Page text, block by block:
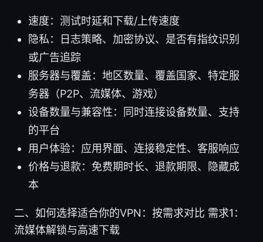
速度：测试时延和下载/上传速度
隐私：日志策略、加密协议、是否有指纹识别
或广告追踪
服务器与覆盖：地区数量、覆盖国家、特定服
务器（P2P、流媒体、游戏）
设备数量与兼容性：同时连接设备数量、支持
的平台
用户体验：应用界面、连接稳定性、客服响应
价格与退款：免费期时长、退款期限、隐藏成
本
二、如何选择适合你的VPN：按需求对比 需求1：
流媒体解锁与高速下载